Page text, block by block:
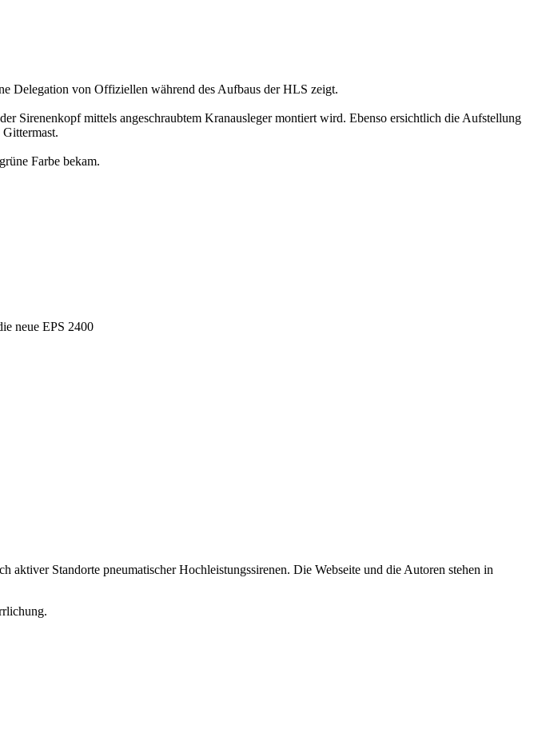
Delegation von Offiziellen während des Aufbaus der HLS zeigt.
Sirenenkopf mittels angeschraubtem Kranausleger montiert wird. Ebenso ersichtlich die Aufstellung
Farbe bekam.
neue EPS 2400
Standorte pneumatischer Hochleistungssirenen. Die Webseite und die Autoren stehen in